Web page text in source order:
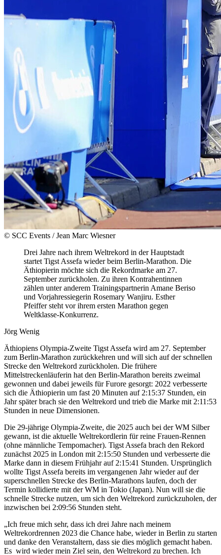
© SCC Events / Jean Marc Wiesner
Drei Jahre nach ihrem Weltrekord in der Hauptstadt
startet Tigst Assefa wieder beim Berlin-Marathon. Die
Äthiopierin möchte sich die Rekordmarke am 27.
September zurückholen. Zu ihren Kontrahentinnen
zählen unter anderem Trainingspartnerin Amane Beriso
und Vorjahressiegerin Rosemary Wanjiru. Esther
Pfeiffer steht vor ihrem ersten Marathon gegen
Weltklasse-Konkurrenz.
Jörg Wenig
Äthiopiens Olympia-Zweite Tigst Assefa wird am 27. September
zum Berlin-Marathon zurückkehren und will sich auf der schnellen
Strecke den Weltrekord zurückholen. Die frühere
Mittelstreckenläuferin hat den Berlin-Marathon bereits zweimal
gewonnen und dabei jeweils für Furore gesorgt: 2022 verbesserte
sich die Äthiopierin um fast 20 Minuten auf 2:15:37 Stunden, ein
Jahr später brach sie den Weltrekord und trieb die Marke mit 2:11:53
Stunden in neue Dimensionen.
Die 29-jährige Olympia-Zweite, die 2025 auch bei der WM Silber
gewann, ist die aktuelle Weltrekordlerin für reine Frauen-Rennen
(ohne männliche Tempomacher). Tigst Assefa brach den Rekord
zunächst 2025 in London mit 2:15:50 Stunden und verbesserte die
Marke dann in diesem Frühjahr auf 2:15:41 Stunden. Ursprünglich
wollte Tigst Assefa bereits im vergangenen Jahr wieder auf der
superschnellen Strecke des Berlin-Marathons laufen, doch der
Termin kollidierte mit der WM in Tokio (Japan). Nun will sie die
schnelle Strecke nutzen, um sich den Weltrekord zurückzuholen, der
inzwischen bei 2:09:56 Stunden steht.
„Ich freue mich sehr, dass ich drei Jahre nach meinem
Weltrekordrennen 2023 die Chance habe, wieder in Berlin zu starten
und danke den Veranstaltern, dass sie dies möglich gemacht haben.
Es wird wieder mein Ziel sein, den Weltrekord zu brechen. Ich